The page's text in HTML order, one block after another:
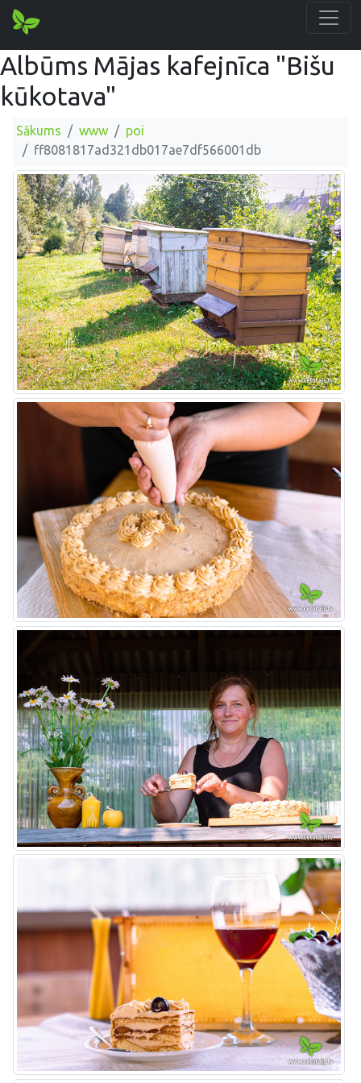
Albūms Mājas kafejnīca "Bišu
kūkotava"
Sākums www
poi
ff8081817ad321db017ae7df566001db